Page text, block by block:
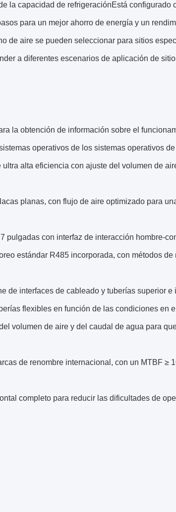
la capacidad de refrigeraciónEstá configurado
para un mejor ahorro de energía y un
de aire se pueden seleccionar para sitios
a diferentes escenarios de aplicación de
la obtención de información sobre el
operativos de los sistemas operativos
ultra alta eficiencia con ajuste del volumen de
planas, con flujo de aire optimizado para
pulgadas con interfaz de interacción hombre-
estándar R485 incorporada, con métodos
de interfaces de cableado y tuberías superior e
flexibles en función de las condiciones en
volumen de aire y del caudal de agua para
de renombre internacional, con un MTBF ≥
completo para reducir las dificultades de